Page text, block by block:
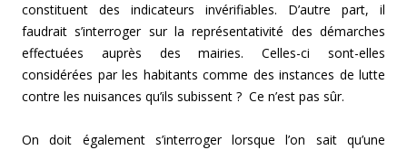
constituent des indicateurs invérifiables. D’autre part, il
faudrait s’interroger sur la représentativité des démarches
effectuées auprès des mairies. Celles-ci sont-elles
considérées par les habitants comme des instances de lutte
contre les nuisances qu’ils subissent ? Ce n’est pas sûr.
On doit également s’interroger lorsque l’on sait qu’une